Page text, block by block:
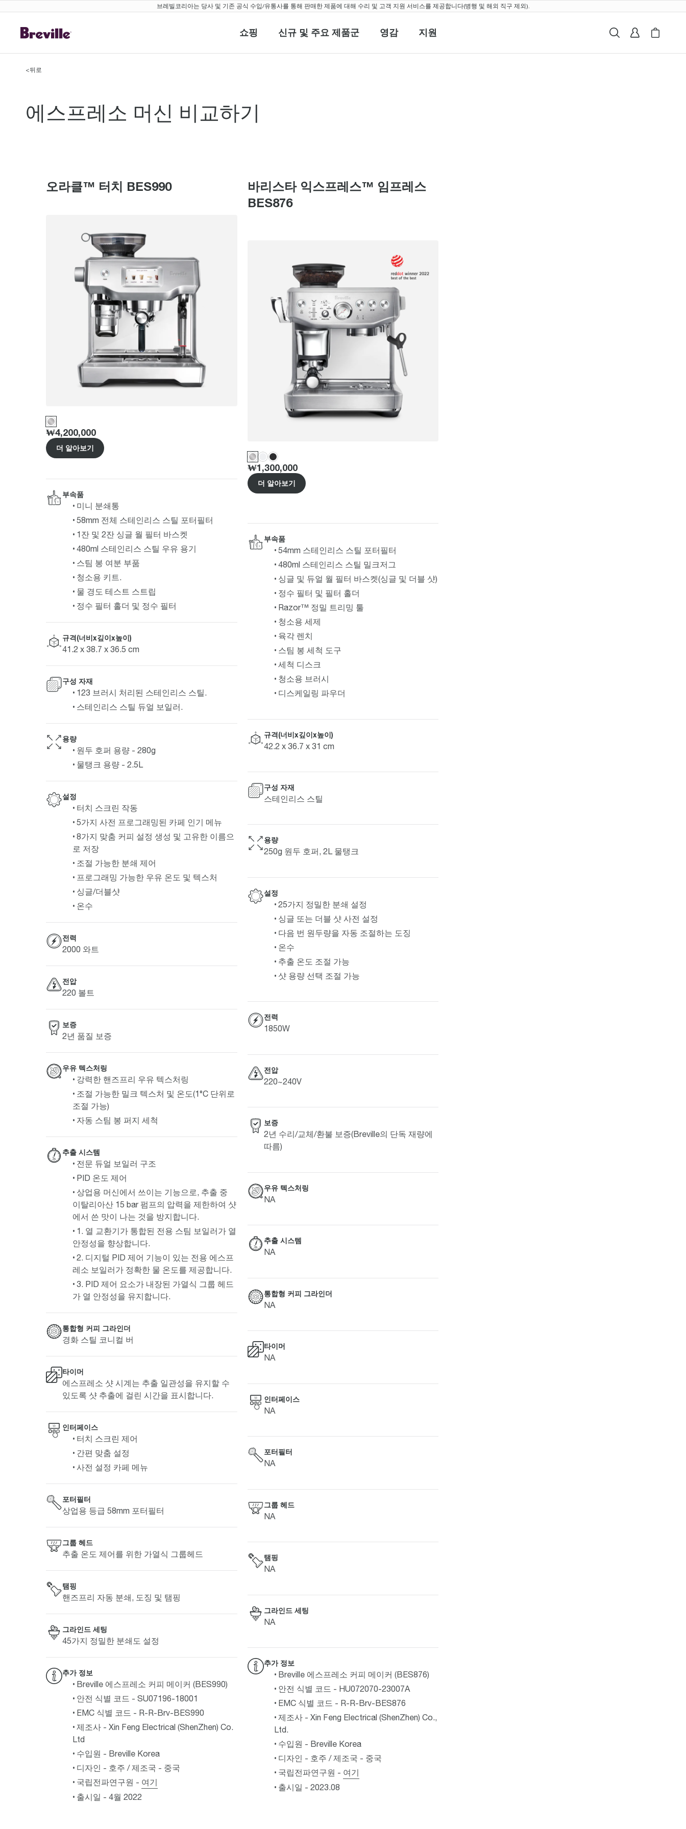
브레빌코리아는 당사 및 기존 공식 수입/유통사를 통해 판매한 제품에 대해 수리 및 고객 지원 서비스를 제공합니다(병행 및 해외 직구 제외).
쇼핑
쇼핑 신규 및 주요 제품군
신규 및 주요 제품군
영감
영감 지원
지원 검색로그인
My Breville
Cart
<뒤로
에스프레소 머신 오라클™ 터치 BES990 vs 바리스
에스프레소 머신 비교하기
오라클™ 터치 BES990
Price :
₩4,200,000
더 알아보기
부속품
미니 분쇄통
58mm 전체 스테인리스 스틸 포터필터
1잔 및 2잔 싱글 월 필터 바스켓
480ml 스테인리스 스틸 우유 용기
스팀 봉 여분 부품
청소용 키트.
물 경도 테스트 스트립
정수 필터 홀더 및 정수 필터
규격(너비x깊이x높이)
41.2 x 38.7 x 36.5 cm
구성 자재
123 브러시 처리된 스테인리스 스틸.
스테인리스 스틸 듀얼 보일러.
용량
원두 호퍼 용량 - 280g
물탱크 용량 - 2.5L
설정
터치 스크린 작동
5가지 사전 프로그래밍된 카페 인기 메뉴
8가지 맞춤 커피 설정 생성 및 고유한 이름으
로 저장
조절 가능한 분쇄 제어
프로그래밍 가능한 우유 온도 및 텍스처
싱글/더블샷
온수
전력
2000 와트
전압
220 볼트
보증
2년 품질 보증
우유 텍스처링
강력한 핸즈프리 우유 텍스처링
조절 가능한 밀크 텍스처 및 온도(1°C 단위로
조절 가능)
자동 스팀 봉 퍼지 세척
추출 시스템
전문 듀얼 보일러 구조
PID 온도 제어
상업용 머신에서 쓰이는 기능으로, 추출 중
이탈리아산 15 bar 펌프의 압력을 제한하여 샷
에서 쓴 맛이 나는 것을 방지합니다.
1. 열 교환기가 통합된 전용 스팀 보일러가 열
안정성을 향상합니다.
2. 디지털 PID 제어 기능이 있는 전용 에스프
레소 보일러가 정확한 물 온도를 제공합니다.
3. PID 제어 요소가 내장된 가열식 그룹 헤드
가 열 안정성을 유지합니다.
통합형 커피 그라인더
경화 스틸 코니컬 버
타이머
에스프레소 샷 시계는 추출 일관성을 유지할 수
있도록 샷 추출에 걸린 시간을 표시합니다.
인터페이스
터치 스크린 제어
간편 맞춤 설정
사전 설정 카페 메뉴
포터필터
상업용 등급 58mm 포터필터
그룹 헤드
추출 온도 제어를 위한 가열식 그룹헤드
탬핑
핸즈프리 자동 분쇄, 도징 및 탬핑
그라인드 세팅
45가지 정밀한 분쇄도 설정
추가 정보
Breville 에스프레소 커피 메이커 (BES990)
안전 식별 코드 - SU07196-18001
EMC 식별 코드 - R-R-Brv-BES990
제조사 - Xin Feng Electrical (ShenZhen) Co.
Ltd
수입원 - Breville Korea
디자인 - 호주 / 제조국 - 중국
국립전파연구원 - 여기
출시일 - 4월 2022
바리스타 익스프레스™ 임프레스
BES876
Price :
₩1,300,000
더 알아보기
부속품
54mm 스테인리스 스틸 포터필터
480ml 스테인리스 스틸 밀크저그
싱글 및 듀얼 월 필터 바스켓(싱글 및 더블 샷)
정수 필터 및 필터 홀더
Razor™ 정밀 트리밍 툴
청소용 세제
육각 렌치
스팀 봉 세척 도구
세척 디스크
청소용 브러시
디스케일링 파우더
규격(너비x깊이x높이)
42.2 x 36.7 x 31 cm
구성 자재
스테인리스 스틸
용량
250g 원두 호퍼, 2L 물탱크
설정
25가지 정밀한 분쇄 설정
싱글 또는 더블 샷 사전 설정
다음 번 원두량을 자동 조절하는 도징
온수
추출 온도 조절 가능
샷 용량 선택 조절 가능
전력
1850W
전압
220~240V
보증
2년 수리/교체/환불 보증(Breville의 단독 재량에
따름)
우유 텍스처링
NA
추출 시스템
NA
통합형 커피 그라인더
NA
타이머
NA
인터페이스
NA
포터필터
NA
그룹 헤드
NA
탬핑
NA
그라인드 세팅
NA
추가 정보
Breville 에스프레소 커피 메이커 (BES876)
안전 식별 코드 - HU072070-23007A
EMC 식별 코드 - R-R-Brv-BES876
제조사 - Xin Feng Electrical (ShenZhen) Co.,
Ltd.
수입원 - Breville Korea
디자인 - 호주 / 제조국 - 중국
국립전파연구원 - 여기
출시일 - 2023.08